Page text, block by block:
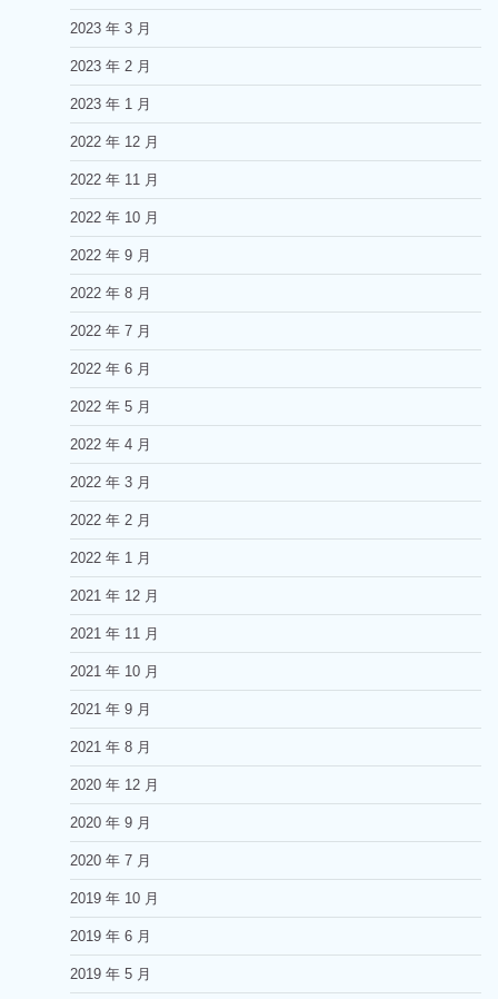
2023 年 3 月
2023 年 2 月
2023 年 1 月
2022 年 12 月
2022 年 11 月
2022 年 10 月
2022 年 9 月
2022 年 8 月
2022 年 7 月
2022 年 6 月
2022 年 5 月
2022 年 4 月
2022 年 3 月
2022 年 2 月
2022 年 1 月
2021 年 12 月
2021 年 11 月
2021 年 10 月
2021 年 9 月
2021 年 8 月
2020 年 12 月
2020 年 9 月
2020 年 7 月
2019 年 10 月
2019 年 6 月
2019 年 5 月